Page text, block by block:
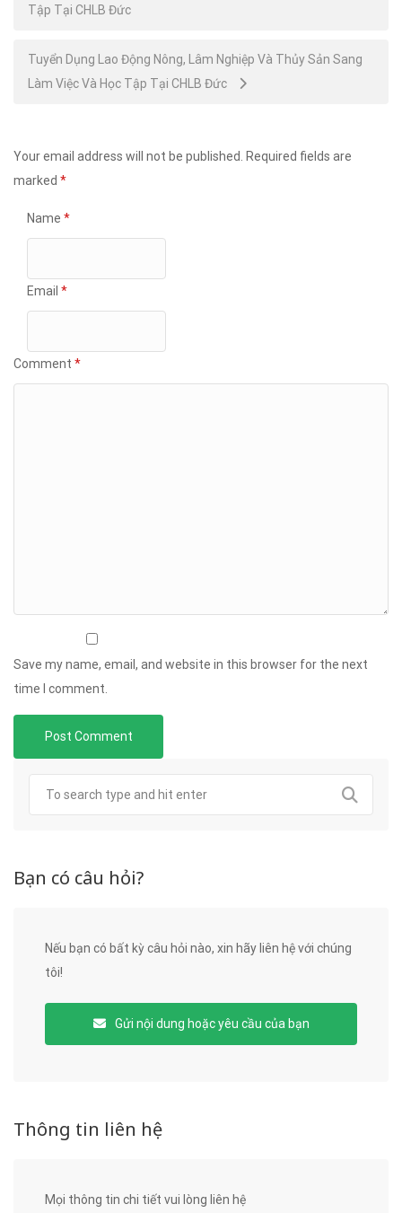
navigation
Tập Tại CHLB Đức
Tuyển Dụng Lao Động Nông, Lâm Nghiệp Và Thủy Sản Sang
Làm Việc Và Học Tập Tại CHLB Đức
Your email address will not be published.
Required fields are
marked *
Name *
Email *
Comment *
Save my name, email, and website in this browser for the next
time I comment.
Bạn có câu hỏi?
Nếu bạn có bất kỳ câu hỏi nào, xin hãy liên hệ với chúng
tôi!
Gửi nội dung hoặc yêu cầu của bạn
Thông tin liên hệ
Mọi thông tin chi tiết vui lòng liên hệ